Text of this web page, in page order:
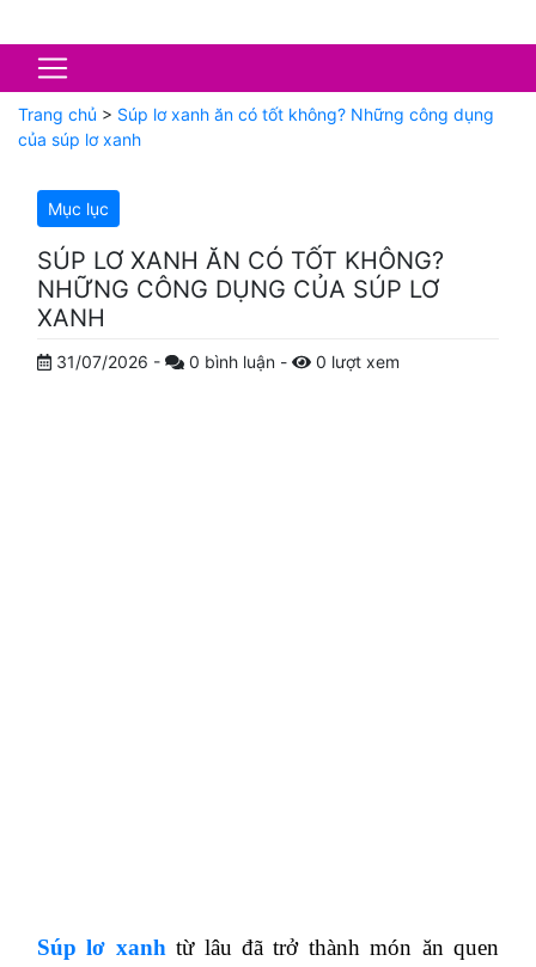
Trang chủ > Súp lơ xanh ăn có tốt không? Những công dụng
của súp lơ xanh
Mục lục
SÚP LƠ XANH ĂN CÓ TỐT KHÔNG?
NHỮNG CÔNG DỤNG CỦA SÚP LƠ
XANH
31/07/2026 - 0 bình luận - 0 lượt xem
Súp lơ xanh từ lâu đã trở thành món ăn quen